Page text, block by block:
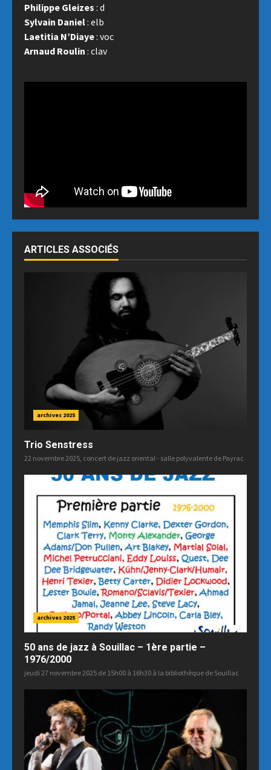
Philippe Gleizes : d
Sylvain Daniel: elb
Laetitia N’Diaye: voc
Arnaud Roulin : clav
ARTICLES ASSOCIÉS
archives 2025
Trio Senstress
22 novembre 2025, concert de jazz oriental - salle polyvalente de Payrac
archives 2025
50 ans de jazz à Souillac – 1ère partie –
1976/2000
jeudi 27 novembre 2025 de 15h00 à 16h30 à la bibliothèque de Souillac